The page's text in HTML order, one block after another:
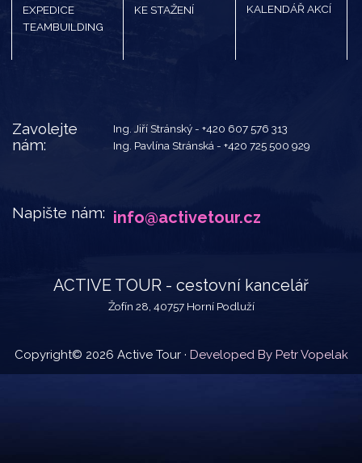
EXPEDICE
TEAMBUILDING
KE STAŽENÍ
KALENDÁŘ AKCÍ
Zavolejte
nám:
Ing. Jiří Stránský -+420 607 576 313
Ing. Pavlína Stránská -+420 725 500 929
Napište nám: info@activetour.cz
ACTIVE TOUR - cestovní kancelář
Žofín 28, 40757 Horní Podluží
Copyright© 2026 Active Tour · Developed By Petr Vopelak